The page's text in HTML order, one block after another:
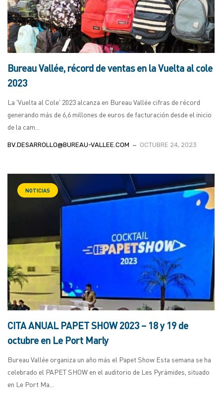
Bureau Vallée, récord de ventas en la Vuelta al cole
2023
La 'Vuelta al Cole' 2023 alcanza en Bureau Vallée cifras de récord
generando más de 6,6 millones de euros de facturación desde el inicio
de la cam...
BV.DESARROLLO@BUREAU-VALLEE.COM OCTUBRE 24, 2023
NOTICIAS
CITA ANUAL PAPET SHOW 2023 – 18 y 19 de
octubre en Le Port Marly
Bureau Vallée organiza un año más el Papet Show Esta semana se ha
celebrado el PAPET SHOW en el auditorio de Les Pyrámides, situado
en Le Port Ma...